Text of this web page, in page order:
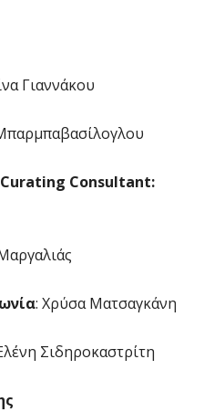
Γιαννάκου
Consultant:
: Χρύσα Ματσαγκάνη
Σιδηροκαστρίτη